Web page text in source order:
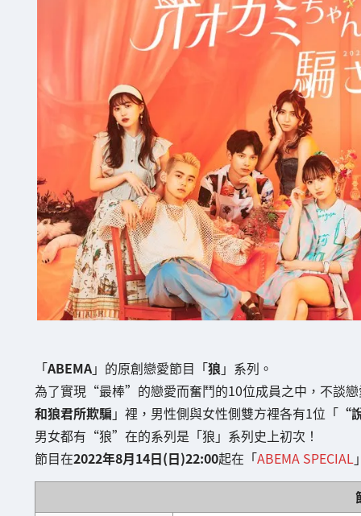
「ABEMA」的原創戀愛節目「狼 」系列。
為了實現“最棒”的戀愛而奮鬥的10位成員之中，不談
和狼君所欺騙 」裡，男性側與女性側雙方裡各有1位「“
男女都有“狼”在的系列是「狼」系列史上初次！
節目在2022年8月14日(日)22:00起在「ABEMA SPECIAL